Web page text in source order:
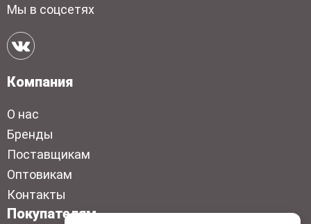
Мы в соцсетях
Компания
О нас
Бренды
Поставщикам
Оптовикам
Контакты
Покупателям